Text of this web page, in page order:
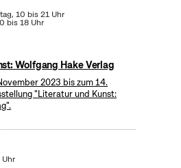
10 bis 21 Uhr
bis 18 Uhr
Wolfgang Hake Verlag
2023 bis zum 14.
"Literatur und Kunst: